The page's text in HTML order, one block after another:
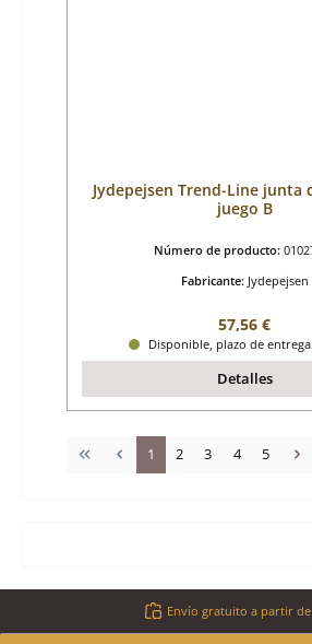
Jydepejsen Trend-Line junta
juego B
Número de producto:
Fabricante: Jydepejsen
Precio normal:
57,56 €
Disponible, plazo de
Detalles
Página
1 Página
2 Página
3 Página
4 Página
5
Envío gratuito a partir de